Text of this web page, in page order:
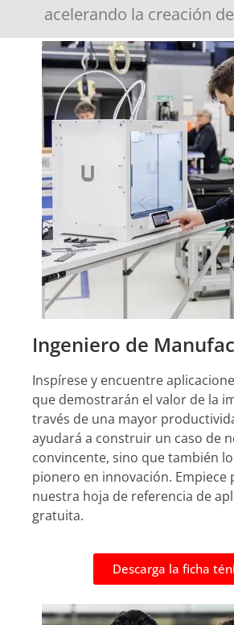
acelerando la creación
Ingeniero de
Inspírese y encuentre
que demostrarán el valor de la
través de una mayor
ayudará a construir un caso de
convincente, sino que también
pionero en innovación. Empiece
nuestra hoja de referencia de
gratuita.
Descarga la ficha